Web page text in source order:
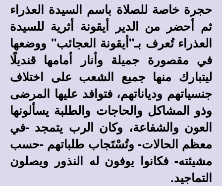
حجرة خاصة للصلاة باسم السيدة العذراء
ثم أحضر من الدير أيقونة أثرية للسيدة
العذراء تُعرف بـ"أيقونة العجائب" ووضعها
في مقصورة جميلة وأنار أمامها قنديلًا
ليتبارك منها جميع الشعب على اختلاف
جنسياتهم ودياناتهم، فتوافد عليها المرضى
وذو المشاكل والحاجات والطلبة يسألونها
العون والشفاعة، وكان الرب يتمجد -في
معظم الحالات- وتُسْتَجاب طلباتهم -حسب
مشيئته- فكانوا يوفون له النذور ويصلون
التماجيد.